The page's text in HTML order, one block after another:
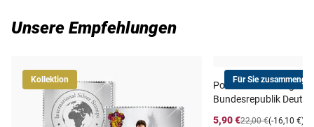
Unsere Empfehlungen
Kollektion Für Sie
Postfrischer Jahrgang
Bundesrepublik
5,90 €
(-16,10 €)
22,00 €